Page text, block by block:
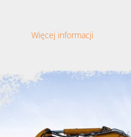
Więcej informacji